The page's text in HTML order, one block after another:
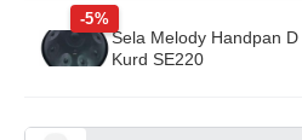
-5%
Sela Melody Handpan D
Kurd SE220